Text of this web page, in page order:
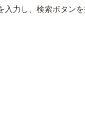
入力し、検索ボタンを